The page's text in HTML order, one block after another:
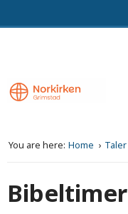
You are here: Home Taler
Bibeltimer